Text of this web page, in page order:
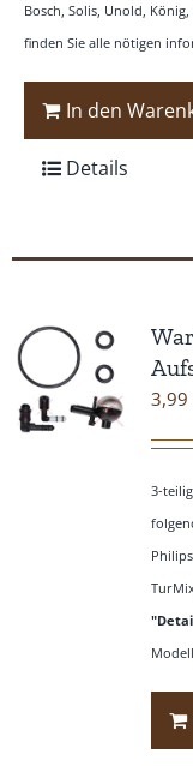
Bosch, Solis, Unold,
finden Sie alle nötigen
In den
Details
3,99
3-